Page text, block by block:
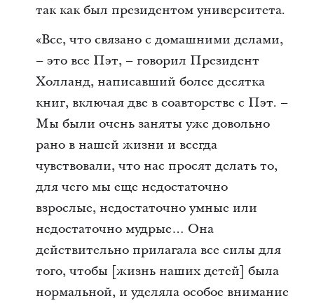
так как был президентом университета.
«Все, что связано с домашними делами,
– это все Пэт, – говорил Президент
Холланд, написавший более десятка
книг, включая две в соавторстве с Пэт. –
Мы были очень заняты уже довольно
рано в нашей жизни и всегда
чувствовали, что нас просят делать то,
для чего мы еще недостаточно
взрослые, недостаточно умные или
недостаточно мудрые… Она
действительно прилагала все силы для
того, чтобы [жизнь наших детей] была
нормальной, и уделяла особое внимание